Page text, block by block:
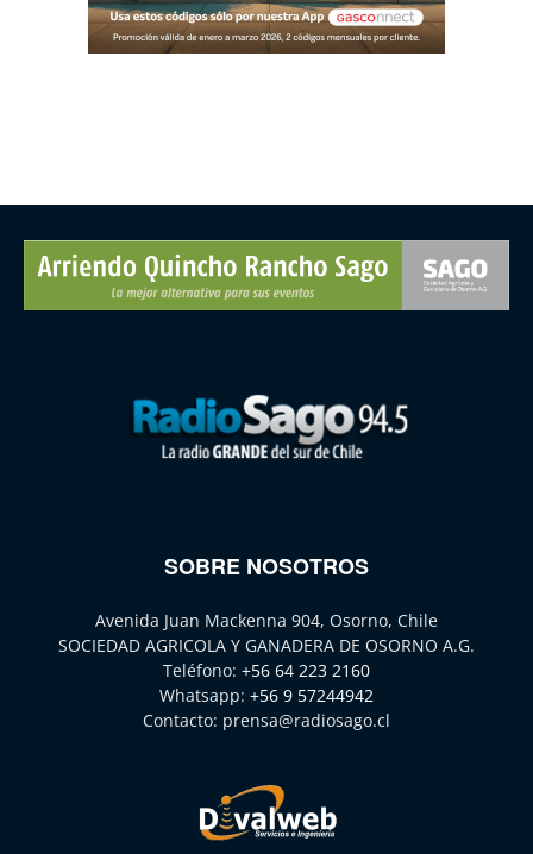
SOBRE NOSOTROS
Avenida Juan Mackenna 904, Osorno, Chile
SOCIEDAD AGRICOLA Y GANADERA DE OSORNO A.G.
Teléfono: +56 64 223 2160
Whatsapp: +56 9 57244942
Contacto: prensa@radiosago.cl